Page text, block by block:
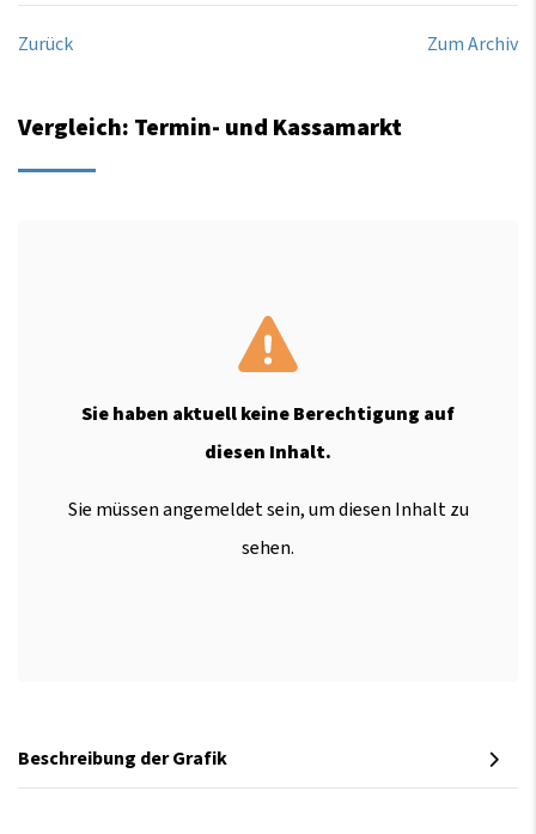
Zurück Zum Archiv
Vergleich: Termin- und Kassamarkt
Sie haben aktuell keine Berechtigung auf
diesen Inhalt.
Sie müssen angemeldet sein, um diesen Inhalt zu
sehen.
Beschreibung der Grafik